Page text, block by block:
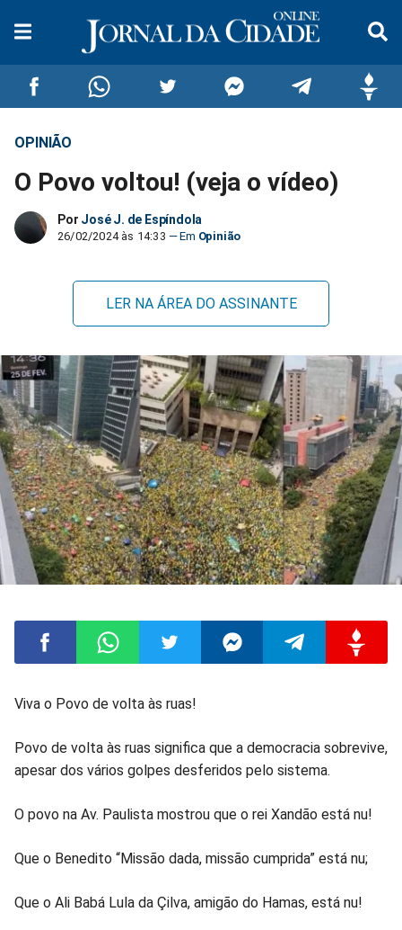
Compartilhar
no
Facebook
Compartilhar
no
Whatsapp
no
Twitter
no
Messenger
no
OPINIÃO
O Povo voltou! (veja o vídeo)
Por José J. de Espíndola
26/02/2024 às 14:33 Opinião
LER NA ÁREA DO ASSINANTE
Compartilhar
no
Compartilhar
no
Compartilhar
no
no
no
no
Viva o Povo de volta às ruas!
Povo de volta às ruas significa que a democracia sobrevive,
apesar dos vários golpes desferidos pelo sistema.
O povo na Av. Paulista mostrou que o rei Xandão está nu!
Que o Benedito “Missão dada, missão cumprida” está nu;
Que o Ali Babá Lula da Çilva, amigão do Hamas, está nu!